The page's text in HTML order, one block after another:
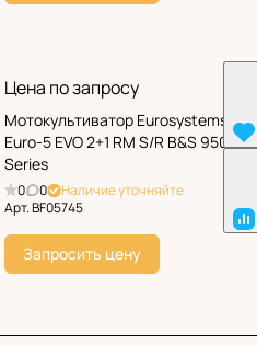
Цена по запросу
Мотокультиватор Eurosystems
Euro-5 EVO 2+1 RM S/R B&S 950
Series
0 0
Наличие уточняйте
Арт.BF05745
Запросить цену